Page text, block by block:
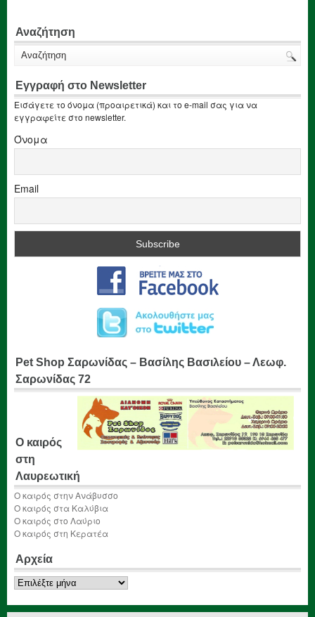
Αναζήτηση
Εγγραφή στο Newsletter
Εισάγετε το όνομα (προαιρετικά) και το e-mail σας για να
εγγραφείτε στο newsletter.
Όνομα
Email
Pet Shop Σαρωνίδας – Βασίλης Βασιλείου – Λεωφ.
Σαρωνίδας 72
Ο καιρός
στη
Λαυρεωτική
Ο καιρός στην Ανάβυσσο
Ο καιρός στα Καλύβια
Ο καιρός στο Λαύριο
Ο καιρός στη Κερατέα
Αρχεία
Αρχεία